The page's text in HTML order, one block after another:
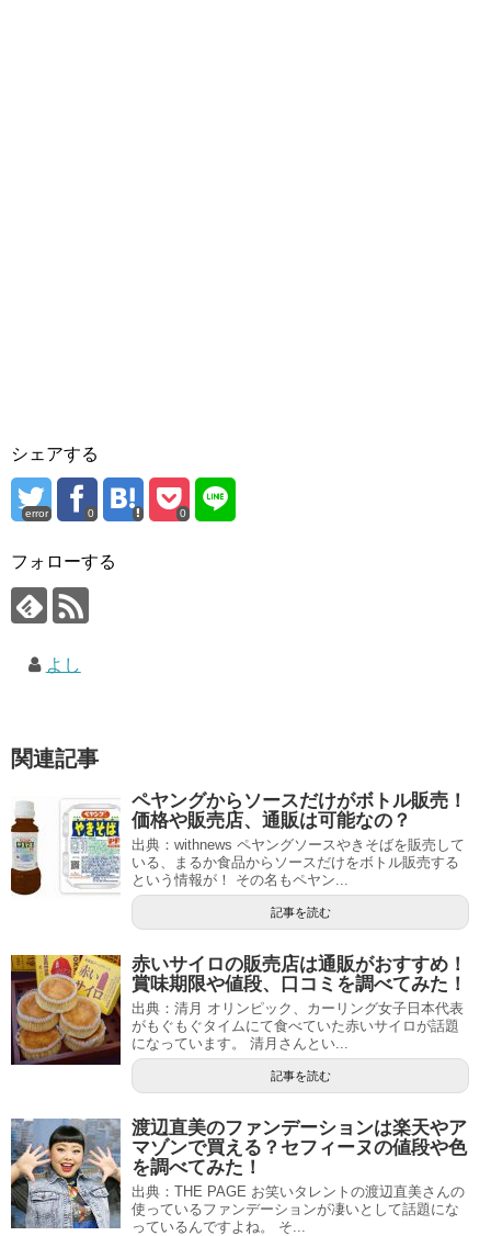
シェアする
error 0 0
フォローする
よし
関連記事
ペヤングからソースだけがボトル販売！
価格や販売店、通販は可能なの？
出典：withnews ペヤングソースやきそばを販売して
いる、まるか食品からソースだけをボトル販売する
という情報が！ その名もペヤン...
記事を読む
赤いサイロの販売店は通販がおすすめ！
賞味期限や値段、口コミを調べてみた！
出典：清月 オリンピック、カーリング女子日本代表
がもぐもぐタイムにて食べていた赤いサイロが話題
になっています。 清月さんとい...
記事を読む
渡辺直美のファンデーションは楽天やア
マゾンで買える？セフィーヌの値段や色
を調べてみた！
出典：THE PAGE お笑いタレントの渡辺直美さんの
使っているファンデーションが凄いとして話題にな
っているんですよね。 そ...